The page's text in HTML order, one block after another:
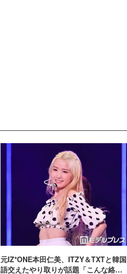
元IZ*ONE本田仁美、ITZY＆TXTと韓国
語交えたやり取りが話題「こんな絡み